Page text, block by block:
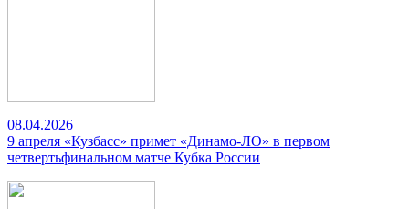
08.04.2026
9 апреля «Кузбасс» примет «Динамо-ЛО» в первом
четвертьфинальном матче Кубка России